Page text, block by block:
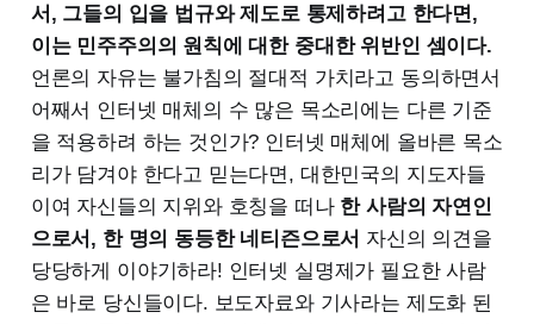
서, 그들의 입을 법규와 제도로 통제하려고 한다면,
이는 민주주의의 원칙에 대한 중대한 위반인 셈이다.
언론의 자유는 불가침의 절대적 가치라고 동의하면서
어째서 인터넷 매체의 수 많은 목소리에는 다른 기준
을 적용하려 하는 것인가? 인터넷 매체에 올바른 목소
리가 담겨야 한다고 믿는다면, 대한민국의 지도자들
이여 자신들의 지위와 호칭을 떠나 한 사람의 자연인
으로서, 한 명의 동등한 네티즌으로서 자신의 의견을
당당하게 이야기하라! 인터넷 실명제가 필요한 사람
은 바로 당신들이다. 보도자료와 기사라는 제도화 된